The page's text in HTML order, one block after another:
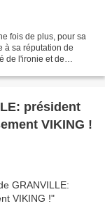
fois de plus, pour sa
à sa réputation de
de l'ironie et de
président
VIKING !